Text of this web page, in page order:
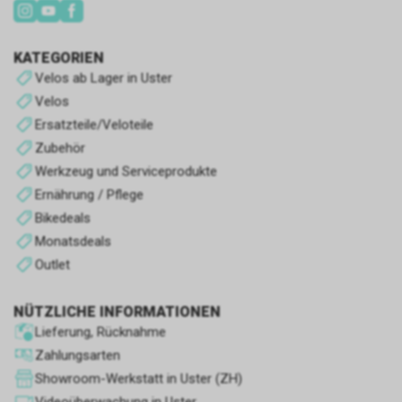
KATEGORIEN
Velos ab Lager in Uster
Velos
Ersatzteile/Veloteile
Zubehör
Werkzeug und Serviceprodukte
Ernährung / Pflege
Bikedeals
Monatsdeals
Outlet
NÜTZLICHE INFORMATIONEN
Lieferung, Rücknahme
Zahlungsarten
Showroom-Werkstatt in Uster (ZH)
den Betrieb des Shops zu
ohne eindeutigen Zweck oder